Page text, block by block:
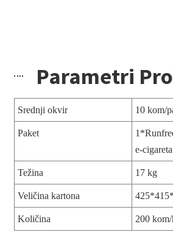
Parametri
Srednji okvir 10 kom/
Paket
e-
Težina 17 kg
Veličina kartona
Količina 200